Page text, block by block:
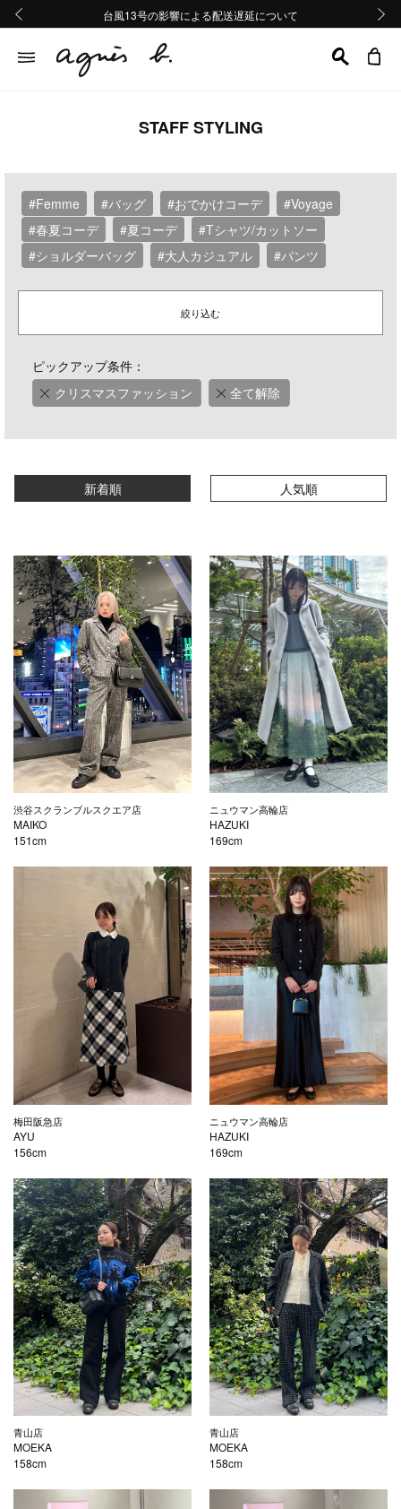
熊本地域地震の影響による配送遅延について
Summer Sale 2buy10%OFF!!
台風13号の影響による配送遅延について
熊本地域地震の影響による配送遅延について
Summer Sale 2buy10%OFF!!
STAFF STYLING
#Femme #バッグ #おでかけコーデ
#Voyage
#春夏コーデ
#夏コーデ
#Tシャツ/カットソー
#ショルダーバッグ
#大人カジュアル #パンツ
絞り込む
ピックアップ条件：
クリスマスファッション
全て解除
新着順 人気順
渋谷スクランブルスクエア店
MAIKO
151cm
ニュウマン高輪店
HAZUKI
169cm
梅田阪急店
AYU
156cm
ニュウマン高輪店
HAZUKI
169cm
青山店
MOEKA
158cm
青山店
MOEKA
158cm